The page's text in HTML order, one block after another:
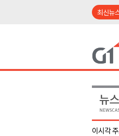
최신뉴
이시각